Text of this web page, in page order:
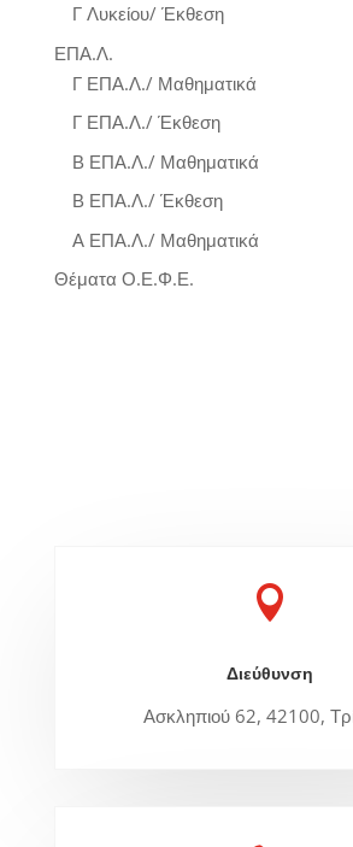
Γ Λυκείου/ Έκθεση
ΕΠΑ.Λ.
Γ ΕΠΑ.Λ./ Μαθηματικά
Γ ΕΠΑ.Λ./ Έκθεση
Β ΕΠΑ.Λ./ Μαθηματικά
Β ΕΠΑ.Λ./ Έκθεση
Α ΕΠΑ.Λ./ Μαθηματικά
Θέματα Ο.Ε.Φ.Ε.

Διεύθυνση
Ασκληπιού 62, 42100,